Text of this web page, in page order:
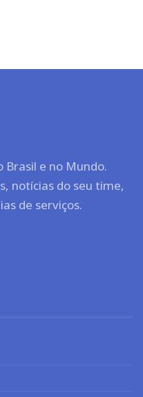
Brasil e no Mundo.
notícias do seu time,
de serviços.